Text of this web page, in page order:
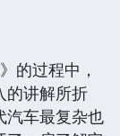
的过程中，
的讲解所折
汽车最复杂也